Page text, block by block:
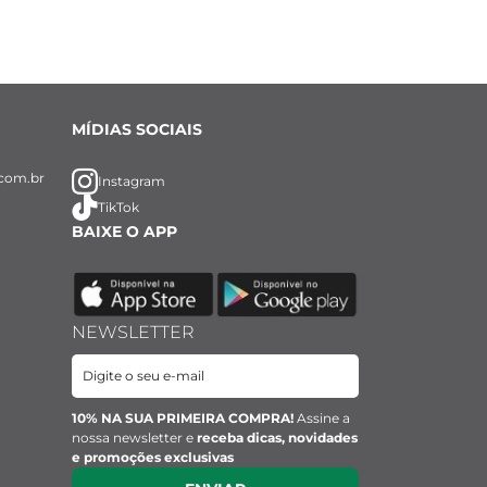
é
a pedra
as energias
do
MÍDIAS SOCIAIS
Instagram
TikTok
BAIXE O APP
NEWSLETTER
10% NA SUA PRIMEIRA COMPRA! Assine a
nossa newsletter e receba dicas, novidades
e promoções exclusivas